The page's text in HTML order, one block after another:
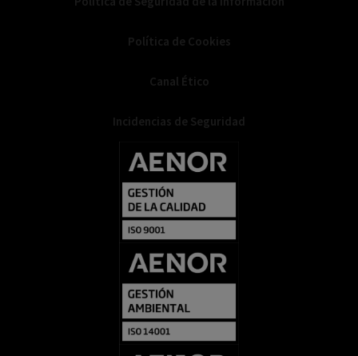
Política de Cookies
Canal Ético
Incidencias de Seguridad